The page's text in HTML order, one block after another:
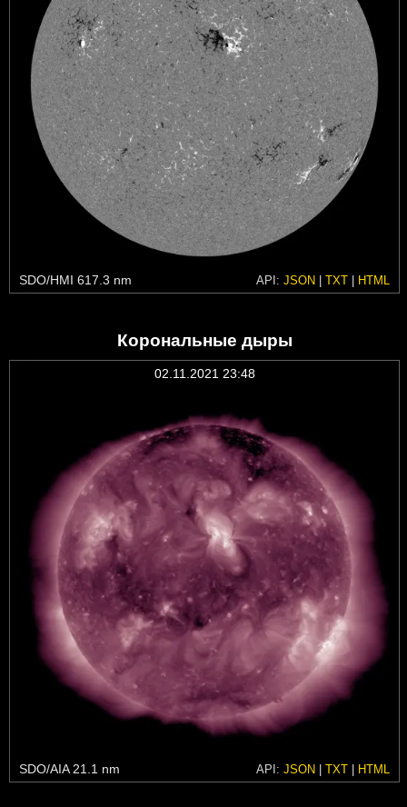
SDO/HMI 617.3 nm API: JSON | TXT | HTML
Корональные дыры
02.11.2021 23:48
SDO/AIA 21.1 nm API: JSON | TXT | HTML